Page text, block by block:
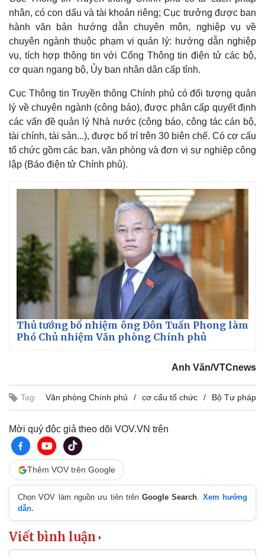
Pháp luật
Quân sự - Quốc phòng
nhân, có con dấu và tài khoản riêng; Cục trưởng được ban
hành văn bản hướng dẫn chuyên môn, nghiệp vụ về
chuyên ngành thuộc phạm vi quản lý: hướng dẫn nghiệp
vụ, tích hợp thông tin với Cổng Thông tin điện tử các bộ,
cơ quan ngang bộ, Ủy ban nhân dân cấp tỉnh.
Cục Thông tin Truyền thông Chính phủ có đối tượng quản
lý về chuyên ngành (công báo), được phân cấp quyết định
các vấn đề quản lý Nhà nước (công báo, công tác cán bộ,
tài chính, tài sản...), được bố trí trên 30 biên chế. Có cơ cấu
tổ chức gồm các ban, văn phòng và đơn vị sự nghiệp công
lập (Báo điện tử Chính phủ).
Thủ tướng bổ nhiệm ông Đôn Tuấn Phong làm
Phó Chủ nhiệm Văn phòng Chính phủ
Anh Văn/VTCnews
Tag: Văn phòng Chính phủ cơ cấu tổ chức Bộ Tư pháp
Mời quý độc giả theo dõi VOV.VN trên
Thêm VOV trên Google
Chọn VOV làm nguồn ưu tiên trênGoogle Search. Xem hướng
dẫn.
Viết bình luận